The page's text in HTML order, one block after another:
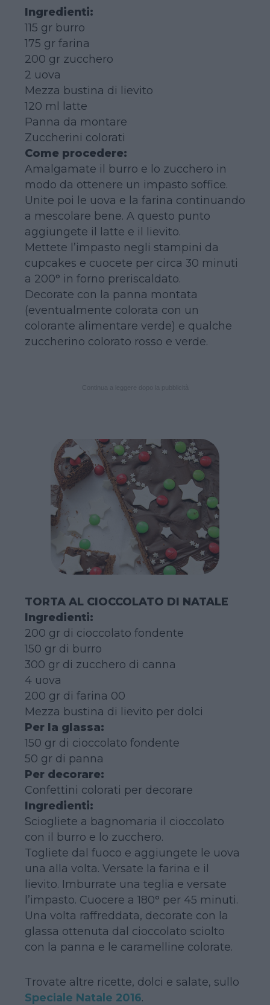
Ingredienti:
115 gr burro
175 gr farina
200 gr zucchero
2 uova
Mezza bustina di lievito
120 ml latte
Panna da montare
Zuccherini colorati
Come procedere:
Amalgamate il burro e lo zucchero in
modo da ottenere un impasto soffice.
Unite poi le uova e la farina continuando
a mescolare bene. A questo punto
aggiungete il latte e il lievito.
Mettete l’impasto negli stampini da
cupcakes e cuocete per circa 30 minuti
a 200° in forno preriscaldato.
Decorate con la panna montata
(eventualmente colorata con un
colorante alimentare verde) e qualche
zuccherino colorato rosso e verde.
TORTA AL CIOCCOLATO DI NATALE
Ingredienti:
200 gr di cioccolato fondente
150 gr di burro
300 gr di zucchero di canna
4 uova
200 gr di farina 00
Mezza bustina di lievito per dolci
Per la glassa:
150 gr di cioccolato fondente
50 gr di panna
Per decorare:
Confettini colorati per decorare
Ingredienti:
Sciogliete a bagnomaria il cioccolato
con il burro e lo zucchero.
Togliete dal fuoco e aggiungete le uova
una alla volta. Versate la farina e il
lievito. Imburrate una teglia e versate
l’impasto. Cuocere a 180° per 45 minuti.
Una volta raffreddata, decorate con la
glassa ottenuta dal cioccolato sciolto
con la panna e le caramelline colorate.
Trovate altre ricette, dolci e salate, sullo
Speciale Natale 2016.